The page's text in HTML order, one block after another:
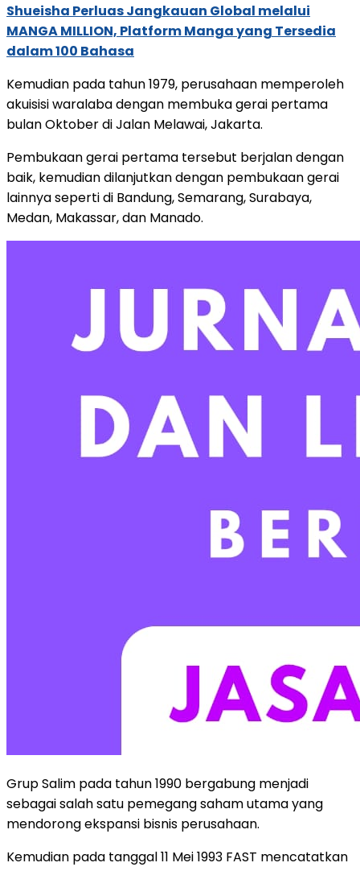
Shueisha Perluas Jangkauan Global melalui
MANGA MILLION, Platform Manga yang Tersedia
dalam 100 Bahasa
Kemudian pada tahun 1979, perusahaan memperoleh
akuisisi waralaba dengan membuka gerai pertama
bulan Oktober di Jalan Melawai, Jakarta.
Pembukaan gerai pertama tersebut berjalan dengan
baik, kemudian dilanjutkan dengan pembukaan gerai
lainnya seperti di Bandung, Semarang, Surabaya,
Medan, Makassar, dan Manado.
Grup Salim pada tahun 1990 bergabung menjadi
sebagai salah satu pemegang saham utama yang
mendorong ekspansi bisnis perusahaan.
Kemudian pada tanggal 11 Mei 1993 FAST mencatatkan